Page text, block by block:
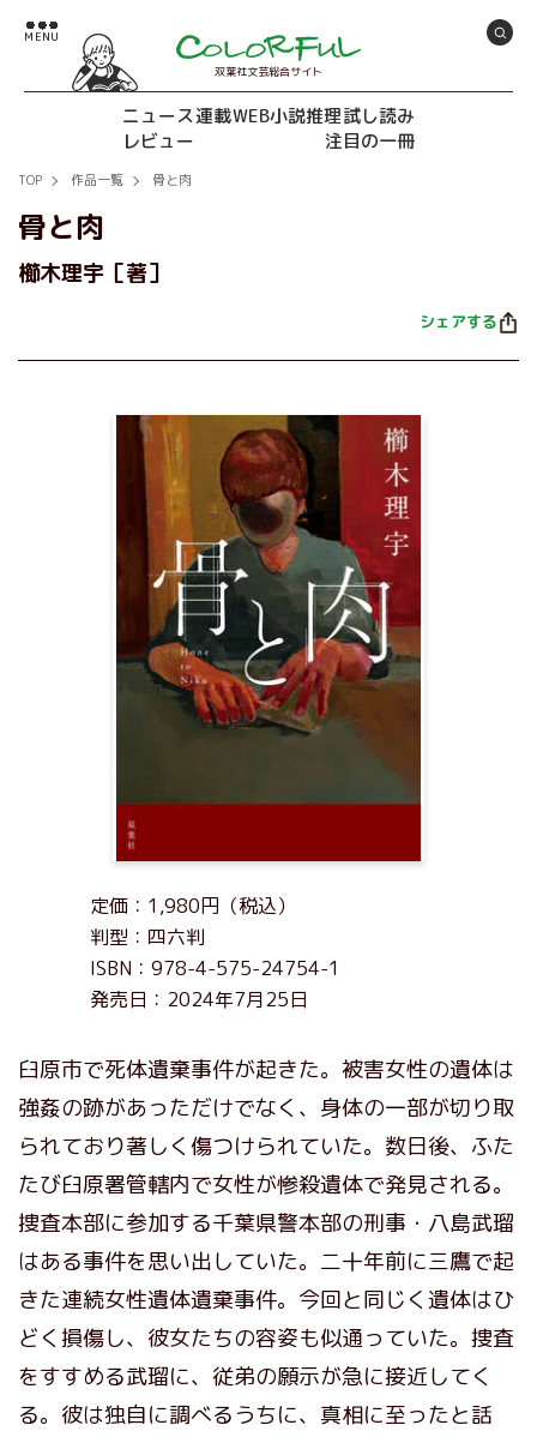
双葉社文芸総合サイト
ニュース連載WEB小説推理試し読み
レビュー
注目の一冊
TOP 作品一覧 骨と肉
骨と肉
櫛木理宇［著］
シェアする
定価：1,980円（税込）
判型：四六判
ISBN：978-4-575-24754-1
発売日：2024年7月25日
臼原市で死体遺棄事件が起きた。被害女性の遺体は
強姦の跡があっただけでなく、身体の一部が切り取
られており著しく傷つけられていた。数日後、ふた
たび臼原署管轄内で女性が惨殺遺体で発見される。
捜査本部に参加する千葉県警本部の刑事・八島武瑠
はある事件を思い出していた。二十年前に三鷹で起
きた連続女性遺体遺棄事件。今回と同じく遺体はひ
どく損傷し、彼女たちの容姿も似通っていた。捜査
をすすめる武瑠に、従弟の願示が急に接近してく
る。彼は独自に調べるうちに、真相に至ったと話